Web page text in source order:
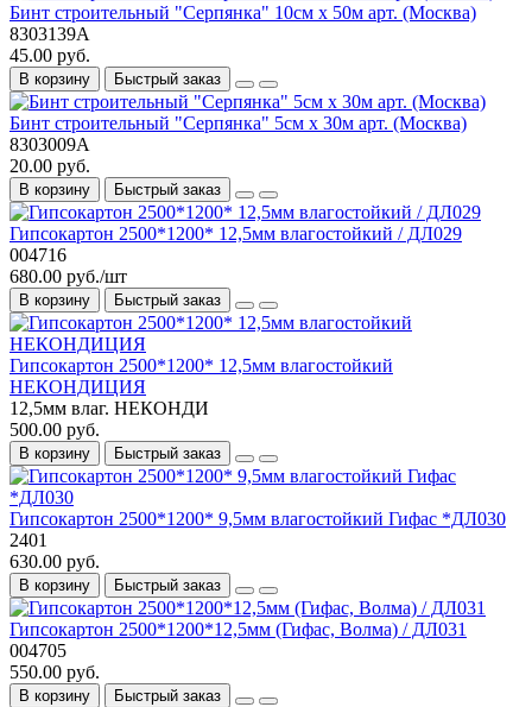
Бинт строительный "Серпянка" 10см х 50м арт. (Москва)
8303139А
45.00 руб.
В корзину Быстрый заказ
Бинт строительный "Серпянка" 5см х 30м арт. (Москва)
8303009А
20.00 руб.
В корзину Быстрый заказ
Гипсокартон 2500*1200* 12,5мм влагостойкий / ДЛ029
004716
680.00 руб./шт
В корзину Быстрый заказ
Гипсокартон 2500*1200* 12,5мм влагостойкий
НЕКОНДИЦИЯ
12,5мм влаг. НЕКОНДИ
500.00 руб.
В корзину Быстрый заказ
Гипсокартон 2500*1200* 9,5мм влагостойкий Гифас *ДЛ030
2401
630.00 руб.
В корзину Быстрый заказ
Гипсокартон 2500*1200*12,5мм (Гифас, Волма) / ДЛ031
004705
550.00 руб.
В корзину Быстрый заказ